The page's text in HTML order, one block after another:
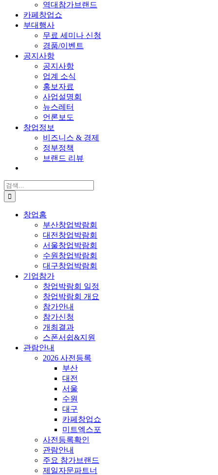
역대참가브랜드
카페창업쇼
부대행사
무료 세미나 신청
경품/이벤트
공지사항
공지사항
업계 소식
홍보자료
사업설명회
뉴스레터
언론보도
창업정보
비즈니스 & 경제
정부정책
브랜드 리뷰
검
색:
창업홈
부산창업박람회
대전창업박람회
서울창업박람회
수원창업박람회
대구창업박람회
기업참가
창업박람회 일정
창업박람회 개요
참가안내
참가신청
개최결과
스폰서쉽&지원
관람안내
2026 사전등록
부산
대전
서울
수원
대구
카페창업쇼
미트엑스포
사전등록확인
관람안내
주요 참가브랜드
제일자문파트너